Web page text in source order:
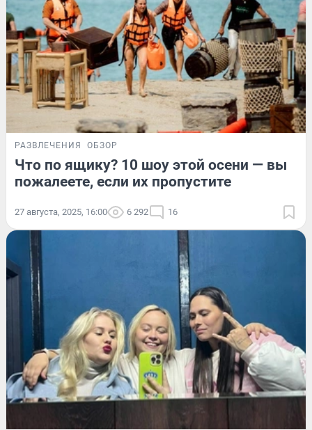
РАЗВЛЕЧЕНИЯ ОБЗОР
Что по ящику? 10 шоу этой осени — вы
пожалеете, если их пропустите
27 августа, 2025, 16:00 6 292 16